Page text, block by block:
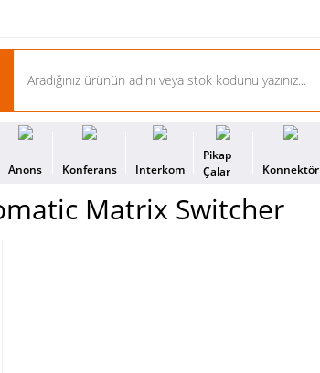
Anons Konferans Interkom
Pikap
Çalar
Konnektör
Matrix Switcher